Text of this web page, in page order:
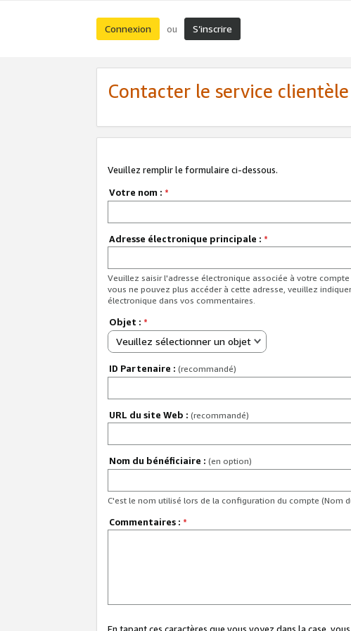
Connexion ou S’inscrire
Contacter le service
Veuillez remplir le formulaire ci-dessous.
Votre nom : *
Adresse électronique principale : *
Veuillez saisir l'adresse électronique associée à votre
vous ne pouvez plus accéder à cette adresse, veuillez
électronique dans vos commentaires.
Objet : *
Veuillez sélectionner un objet
ID Partenaire : (recommandé)
URL du site Web : (recommandé)
Nom du bénéficiaire : (en option)
C'est le nom utilisé lors de la configuration du compte (Nom
Commentaires : *